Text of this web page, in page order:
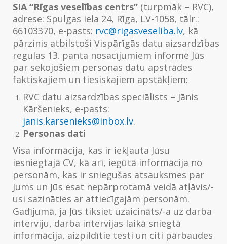
SIA “Rīgas veselības centrs” (turpmāk – RVC),
adrese: Spulgas iela 24, Rīga, LV-1058, tālr.:
66103370, e-pasts: rvc@rigasveseliba.lv, kā
pārzinis atbilstoši Vispārīgās datu aizsardzības
regulas 13. panta nosacījumiem informē Jūs
par sekojošiem personas datu apstrādes
faktiskajiem un tiesiskajiem apstākļiem:
RVC datu aizsardzības speciālists – Jānis
Kāršenieks, e-pasts:
janis.karsenieks@inbox.lv.
Personas dati
Visa informācija, kas ir iekļauta Jūsu
iesniegtajā CV, kā arī, iegūtā informācija no
personām, kas ir sniegušas atsauksmes par
Jums un Jūs esat nepārprotamā veidā atļāvis/-
usi sazināties ar attiecīgajām personām.
Gadījumā, ja Jūs tiksiet uzaicināts/-a uz darba
interviju, darba intervijas laikā sniegtā
informācija, aizpildītie testi un citi pārbaudes